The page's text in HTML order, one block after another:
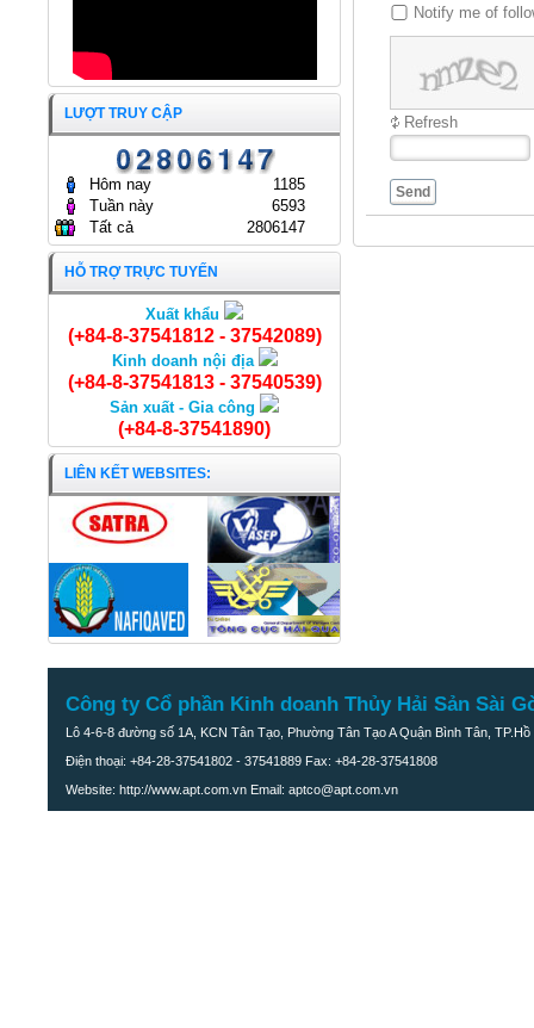
Notify me of
Refresh
Send
Cá Trê nguyên con
GÒN.
25/04/2025
ĐẠI HỘI ĐỒNG CỔ ĐÔNG
THƯỜNG NIÊN NĂM 2024
CÔNG TY CỔ PHẦN KINH
DOANH THỦY HẢI SẢN SÀI
GÒN
24/04/2024
LƯỢT TRUY CẬP
Hôm nay
1185
Tuần này
6593
Tất cả
2806147
HỖ TRỢ TRỰC TUYẾN
Xuất khẩu
(+84-8-37541812 - 37542089)
Kinh doanh nội địa
(+84-8-37541813 - 37540539)
Sản xuất - Gia công
(+84-8-37541890)
LIÊN KẾT WEBSITES:
Công ty Cổ phần Kinh doanh Thủy Hải Sản Sài
Lô 4-6-8 đường số 1A, KCN Tân Tạo, Phường Tân Tạo A Quận Bình Tân, TP.Hồ
Điện thoại: +84-28-37541802 - 37541889 Fax: +84-28-37541808
Website: http://www.apt.com.vn Email: aptco@apt.com.vn